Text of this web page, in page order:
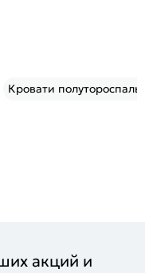
Кровати
акций и